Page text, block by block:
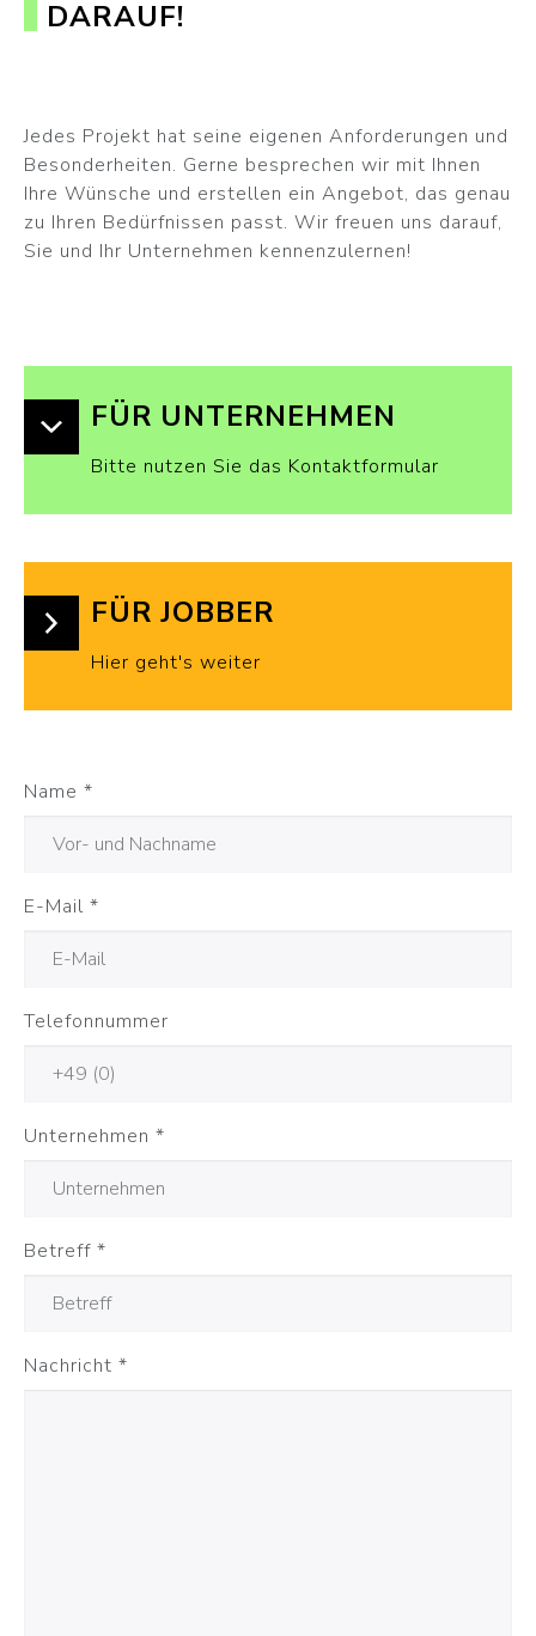
DARAUF!
Jedes Projekt hat seine eigenen Anforderungen und
Besonderheiten. Gerne besprechen wir mit Ihnen
Ihre Wünsche und erstellen ein Angebot, das genau
zu Ihren Bedürfnissen passt. Wir freuen uns darauf,
Sie und Ihr Unternehmen kennenzulernen!
FÜR UNTERNEHMEN
Bitte nutzen Sie das Kontaktformular
FÜR JOBBER
Hier geht's weiter
Name *
E-Mail *
Telefonnummer
Unternehmen *
Betreff *
Nachricht *